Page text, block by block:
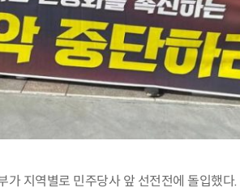
가 지역별로 민주당사 앞 선전전에 돌입했다.